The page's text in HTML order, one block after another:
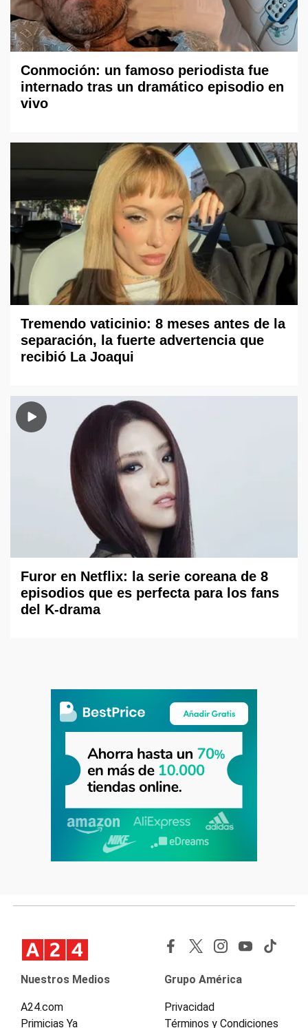
Conmoción: un famoso periodista fue
internado tras un dramático episodio en
vivo
Tremendo vaticinio: 8 meses antes de la
separación, la fuerte advertencia que
recibió La Joaqui
Furor en Netflix: la serie coreana de 8
episodios que es perfecta para los fans
del K-drama
Nuestros Medios
A24.com
Primicias Ya
Grupo América
Privacidad
Términos y Condiciones